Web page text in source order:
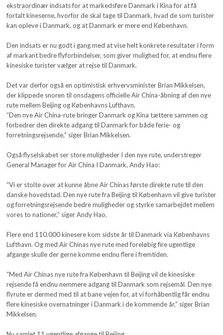
ekstraordinær indsats for at markedsføre Danmark i Kina for at få
fortalt kineserne, hvorfor de skal tage til Danmark, hvad de som turister
kan opleve i Danmark, og at Danmark er mere end København.
Den indsats er nu godt i gang med at vise helt konkrete resultater i form
af markant bedre flyforbindelser, som giver mulighed for, at endnu flere
kinesiske turister vælger at rejse til Danmark.
Det var derfor også en optimistisk erhvervsminister Brian Mikkelsen,
der klippede snoren til onsdagens officielle Air China-åbning af den nye
rute mellem Beijing og Københavns Lufthavn.
“Den nye Air China-rute bringer Danmark og Kina tættere sammen og
forbedrer den direkte adgang til Danmark for både ferie- og
forretningsrejsende,” siger Brian Mikkelsen.
Også flyselskabet ser store muligheder I den nye rute, understreger
General Manager for Air China I Danmark, Andy Hao:
“Vi er stolte over at kunne åbne Air Chinas første direkte rute til den
danske hovedstad. Den nye rute fra Beijing til København vil give turister
og forretningsrejsende bedre muligheder og styrke samarbejdet mellem
vores to nationer,” siger Andy Hao.
Flere end 110.000 kinesere kom sidste år til Danmark via Københavns
Lufthavn. Og med Air Chinas nye rute med foreløbig fire ugentlige
afgange skulle der gerne komme endnu flere i fremtiden.
“Med Air Chinas nye rute fra København til Beijing vil de kinesiske
rejsende få endnu nemmere adgang til Danmark som rejsemål. Den nye
flyrute er dermed med til at bane vejen for, at vi forhåbentlig får endnu
flere kinesiske overnatninger i Danmark i de kommende år,” siger Brian
Mikkelsen.